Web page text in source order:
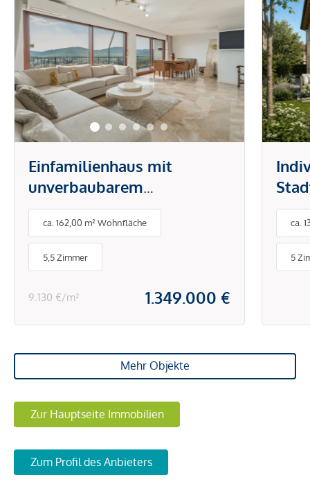
Einfamilienhaus mit
unverbaubarem
Panoramablick am
Satzberg
ca. 162,00 m² Wohnfläche
5,5 Zimmer
9.130 €/m² 1.349.000 €
in
ca.
5
Mehr Objekte
Zur Hauptseite Immobilien
Zum Profil des Anbieters